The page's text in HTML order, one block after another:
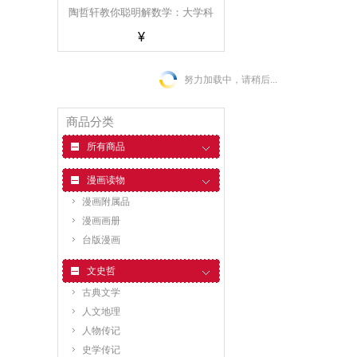
陶哲轩教你聪明解数学：大学科
学馆 陶哲軒教你聰明解數學：大
¥
努力加载中，请稍后...
商品分类
所有商品
漫画读物
漫画附属品
漫画画册
台版漫画
文史哲
古典文学
人文地理
人物传记
史学传记